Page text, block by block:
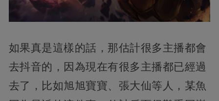
如果真是這樣的話，那估計很多主播都會
去抖音的，因為現在有很多主播都已經過
去了，比如旭旭寶寶、張大仙等人，某魚